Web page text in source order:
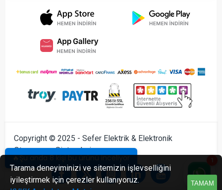
🔥Şu anda 8 kişi bu ürünü inceliyor
Copyright © 2025 - Sefer Elektrik & Elektronik
Otomasyon Sistemleri
TAMAM
Tarama deneyiminizi ve sitemizin işlevselliğini
iyileştirmek için çerezler kullanıyoruz.